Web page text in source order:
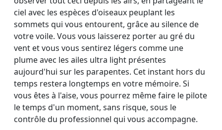
ciel avec les espèces d'oiseaux peuplant les
sommets qui vous entourent, grâce au silence de
votre voile. Vous vous laisserez porter au gré du
vent et vous vous sentirez légers comme une
plume avec les ailes ultra light présentes
aujourd'hui sur les parapentes. Cet instant hors du
temps restera longtemps en votre mémoire. Si
vous êtes à l'aise, vous pourrez même faire le pilote
le temps d'un moment, sans risque, sous le
contrôle du professionnel qui vous accompagne.